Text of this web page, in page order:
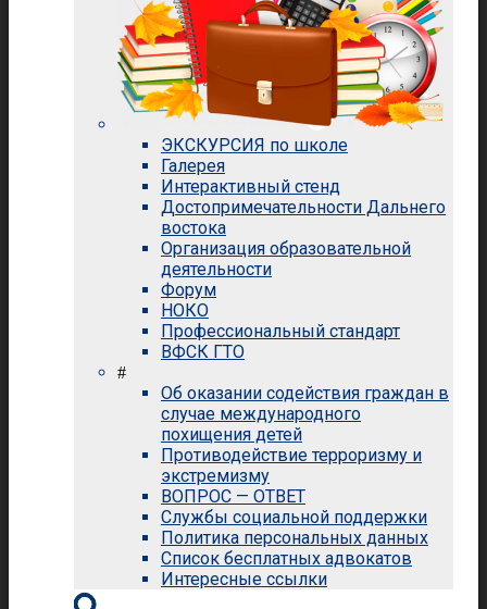
ЭКСКУРСИЯ по школе
Галерея
Интерактивный стенд
Достопримечательности Дальнего
востока
Организация образовательной
деятельности
Форум
НОКО
Профессиональный стандарт
ВФСК ГТО
#
Об оказании содействия граждан в
случае международного
похищения детей
Противодействие терроризму и
экстремизму
ВОПРОС — ОТВЕТ
Службы социальной поддержки
Политика персональных данных
Список бесплатных адвокатов
Интересные ссылки